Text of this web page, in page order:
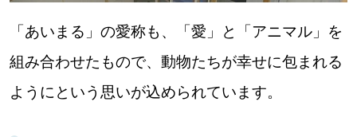
「あいまる」の愛称も、「愛」と「アニマル」を
組み合わせたもので、動物たちが幸せに包まれる
ようにという思いが込められています。